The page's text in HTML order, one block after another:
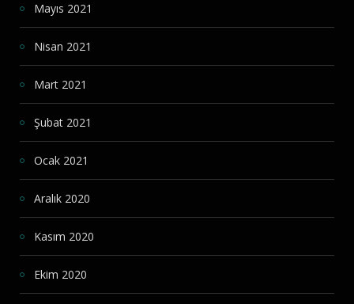
Mayıs 2021
Nisan 2021
Mart 2021
Şubat 2021
Ocak 2021
Aralık 2020
Kasım 2020
Ekim 2020